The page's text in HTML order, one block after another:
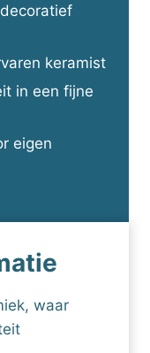
keramist
in een fijne
eigen
waar